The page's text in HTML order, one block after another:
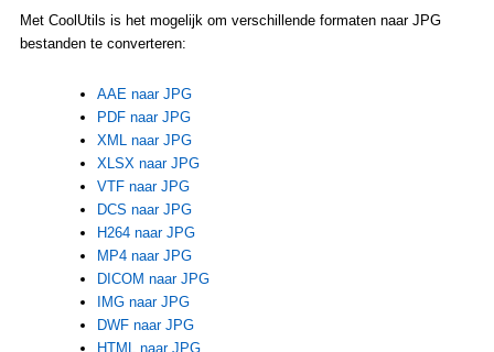
Met CoolUtils is het mogelijk om verschillende formaten naar JPG
bestanden te converteren:
AAE naar JPG
PDF naar JPG
XML naar JPG
XLSX naar JPG
VTF naar JPG
DCS naar JPG
H264 naar JPG
MP4 naar JPG
DICOM naar JPG
IMG naar JPG
DWF naar JPG
HTML naar JPG